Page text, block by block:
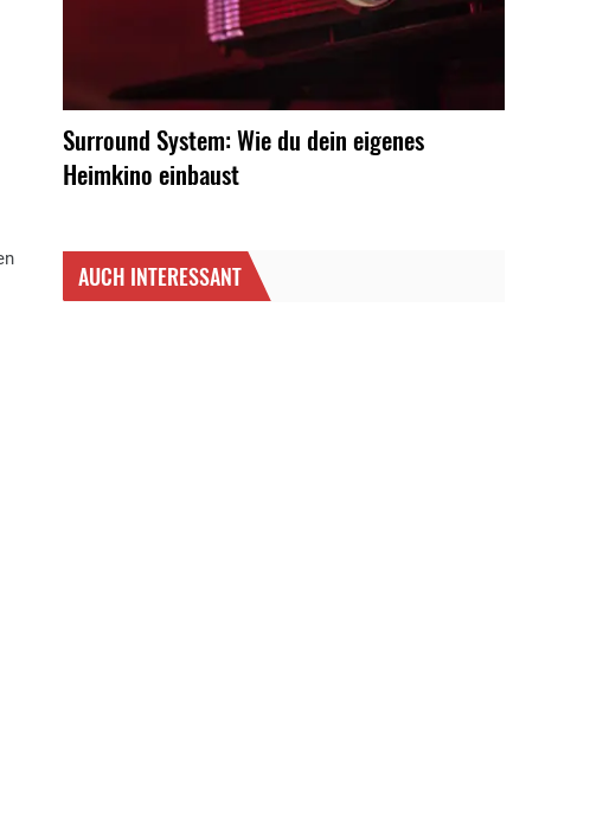
Surround System: Wie du dein eigenes
Heimkino einbaust
AUCH INTERESSANT